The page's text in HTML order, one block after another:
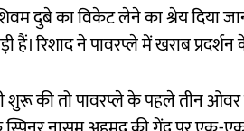
दुबे का विकेट लेने का श्रेय दिया
हैं। रिशाद ने पावरप्ले में खराब
शुरू की तो पावरप्ले के पहले तीन